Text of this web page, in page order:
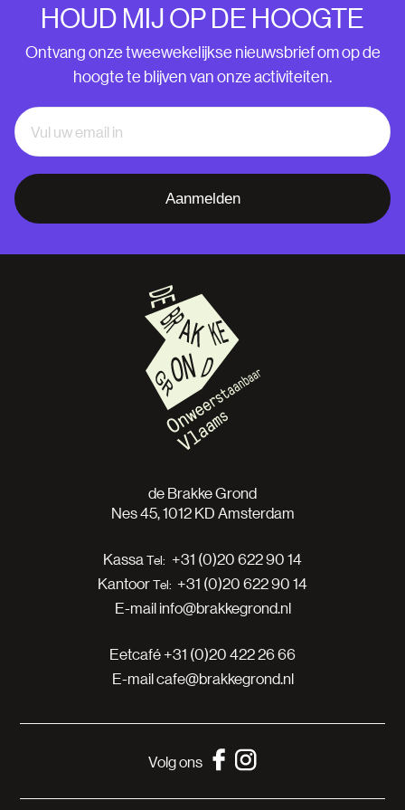
HOUD MIJ OP DE HOOGTE
Ontvang onze tweewekelijkse nieuwsbrief om op de
hoogte te blijven van onze activiteiten.
Aanmelden
de Brakke Grond
Nes 45, 1012 KD Amsterdam
Kassa
+31 (0)20 622 90 14
Kantoor
+31 (0)20 622 90 14
E-mailinfo@brakkegrond.nl
Eetcafé+31 (0)20 422 26 66
E-mailcafe@brakkegrond.nl
Volg ons